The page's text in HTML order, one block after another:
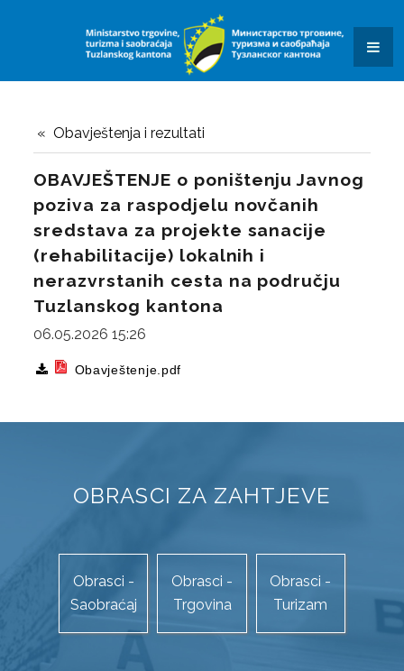
Obavještenja i rezultati
OBAVJEŠTENJE o poništenju Javnog
poziva za raspodjelu novčanih
sredstava za projekte sanacije
(rehabilitacije) lokalnih i
nerazvrstanih cesta na području
Tuzlanskog kantona
06.05.2026 15:26
Obavještenje.pdf
OBRASCI ZA ZAHTJEVE
Obrasci -
Saobraćaj
Obrasci -
Trgovina
Obrasci -
Turizam
OBAVJEŠTENJA I REZULTATI
SAOBRAĆAJ
OBRASCI ZAHTJEVA
DALJINAR
KVIZ ZNANJA
JAVNE USTANOVE I JAVNA PREDUZEĆA
SUFINANSIRANJE POSTAVLJANJA PUNIONICA ZA
ELEKTRIČNA VOZILA
TRGOVINA
ZAŠTITA POTROŠAČA